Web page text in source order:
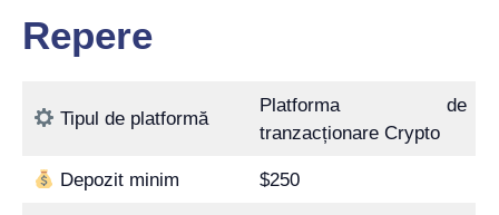
Repere
Tipul de platformă
Platforma de
tranzacționare Crypto
Depozit minim $250